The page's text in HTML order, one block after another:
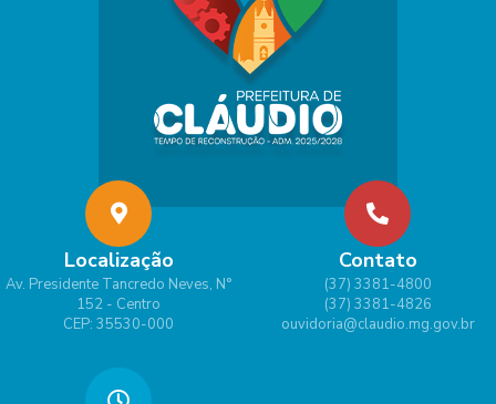
Localização
Av. Presidente Tancredo Neves, N°
152 - Centro
CEP: 35530-000
Contato
(37) 3381-4800
(37) 3381-4826
ouvidoria@claudio.mg.gov.br